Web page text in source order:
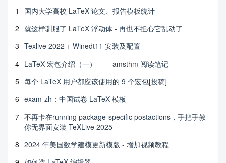
1
国内大学高校 LaTeX 论文、报告模板统计
2 就这样驯服了 LaTeX 浮动体 - 再也不担心它乱动了
3 Texlive 2022 + Winedt11 安装及配置
4 LaTeX 宏包介绍（一）—— amsthm 阅读笔记
5 每个 LaTeX 用户都应该使用的 9 个宏包[投稿]
6 exam-zh：中国试卷 LaTeX 模板
7 不再卡在running package-specific postactions，手把手教
你无界面安装 TeXLive 2025
8 2024 年美国数学建模更新模版 - 增加视频教程